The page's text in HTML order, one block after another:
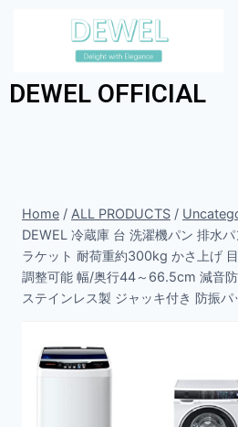
DEWEL OFFICIAL
Home / ALL PRODUCTS /
DEWEL 冷蔵庫 台 洗濯機パン 排水
ラケット 耐荷重約300kg かさ上げ
調整可能 幅/奥行44～66.5cm 減音
ステインレス製 ジャッキ付き 防振パ